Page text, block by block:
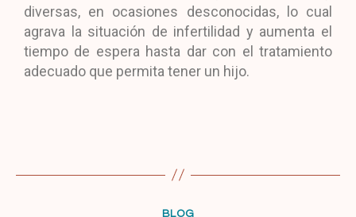
diversas, en ocasiones desconocidas, lo cual
agrava la situación de infertilidad y aumenta el
tiempo de espera hasta dar con el tratamiento
adecuado que permita tener un hijo.
BLOG